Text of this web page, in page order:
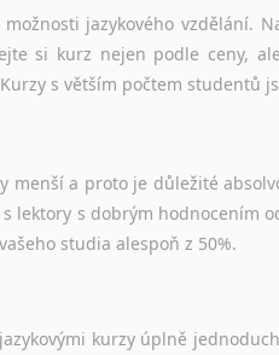
jazykového vzdělání.
si kurz nejen podle ceny,
s větším počtem studentů
menší a proto je důležité
lektory s dobrým hodnocením
studia alespoň z 50%.
kurzy úplně